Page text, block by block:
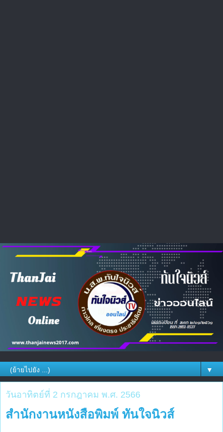
▼
วันอาทิตย์ที่ 2 กรกฎาคม พ.ศ. 2566
สำนักงานหนังสือพิมพ์ ทันใจนิวส์